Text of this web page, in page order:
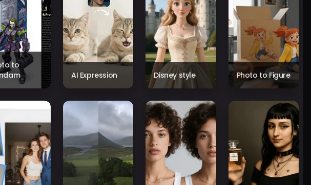
to
AI Expression Disney style Photo to Figure